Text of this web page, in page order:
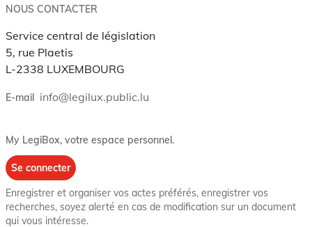
NOUS CONTACTER
Service central de législation
5, rue Plaetis
L-2338 LUXEMBOURG
E-mail info@legilux.public.lu
My LegiBox, votre espace personnel.
Se connecter
Enregistrer et organiser vos actes préférés, enregistrer vos
recherches, soyez alerté en cas de modification sur un document
qui vous intéresse.